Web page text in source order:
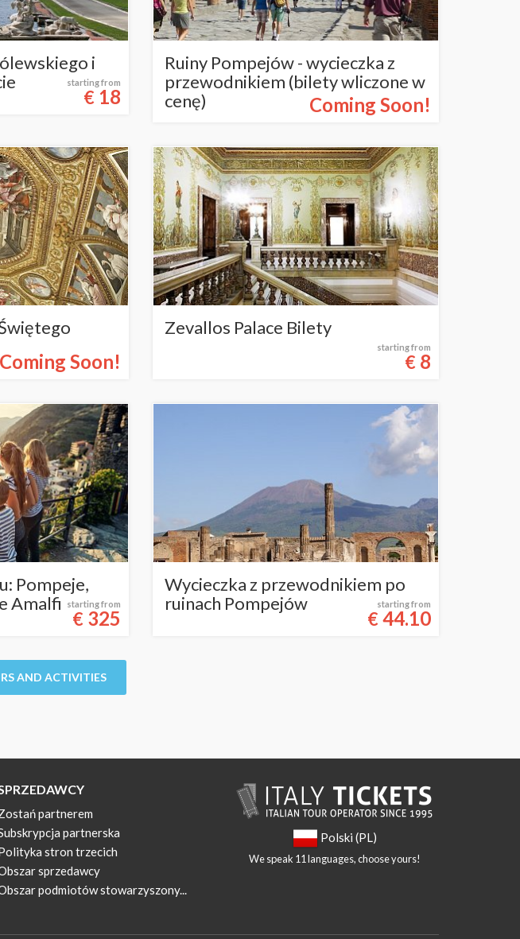
i
starting from
€ 18
Ruiny Pompejów - wycieczka z
przewodnikiem (bilety wliczone w
cenę)
Coming Soon!
Coming Soon!
Zevallos Palace Bilety
starting from
€ 8
Pompeje,
Amalfi
starting from
€ 325
Wycieczka z przewodnikiem po
ruinach Pompejów
starting from
€44.10
AND ACTIVITIES
partnerem
partnerska
stron trzecich
sprzedawcy
podmiotów stowarzyszony...
Polski (PL)
We speak 11 languages, choose yours!